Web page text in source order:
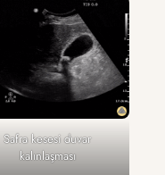
Safra kesesi duvar
kalınlaşması